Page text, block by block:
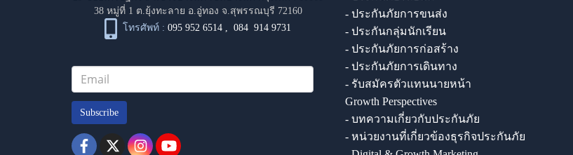
38 หมู่ที่ 1 ต.ยุ้งทะลาย อ.อู่ทอง จ.สุพรรณบุรี 72160
โทรศัพท์ : 095 952 6514 ,084 914 9731
Subscribe
- ประกันภัยการขนส่ง
- ประกันกลุ่มนักเรียน
- ประกันภัยการก่อสร้าง
- ประกันภัยการเดินทาง
- รับสมัครตัวแทนนายหน้า
Growth Perspectives
- บทความเกี่ยวกับประกันภัย
- หน่วยงานที่เกี่ยวข้องธุรกิจประกันภัย